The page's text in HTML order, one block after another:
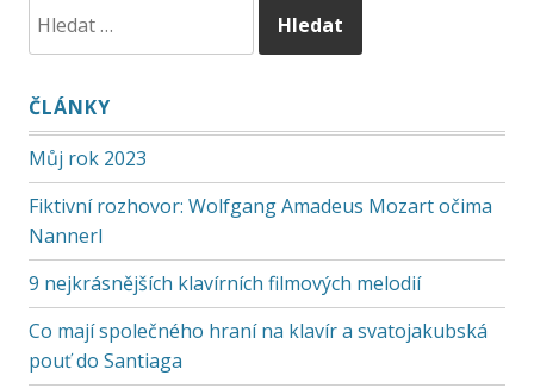
ČLÁNKY
Můj rok 2023
Fiktivní rozhovor: Wolfgang Amadeus Mozart očima
Nannerl
9 nejkrásnějších klavírních filmových melodií
Co mají společného hraní na klavír a svatojakubská
pouť do Santiaga